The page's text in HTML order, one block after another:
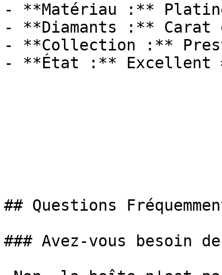
- **Matériau :**
- **Diamants :**
- **Collection :**
- **État :** Excellent
## Questions
### Avez-vous besoin